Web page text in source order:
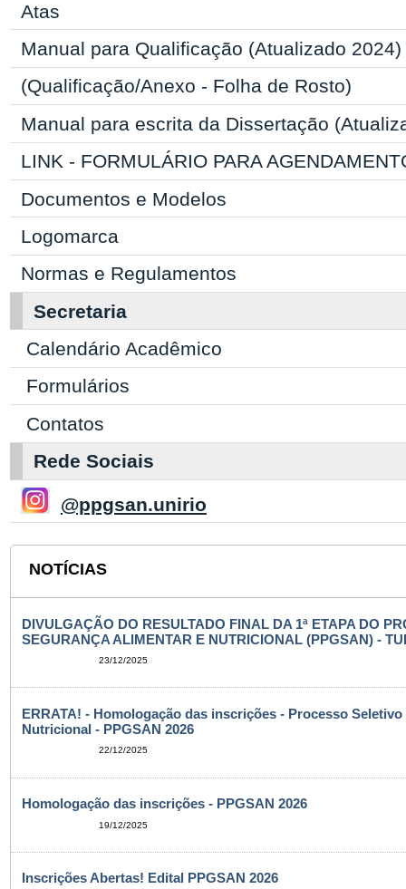
Atas
Manual para Qualificação (Atualizado 2024)
(Qualificação/Anexo - Folha de Rosto)
Manual para escrita da Dissertação
LINK - FORMULÁRIO PARA
Documentos e Modelos
Logomarca
Normas e Regulamentos
Secretaria
Calendário Acadêmico
Formulários
Contatos
Rede Sociais
@ppgsan.unirio
NOTÍCIAS
DIVULGAÇÃO DO RESULTADO FINAL DA 1ª ETAPA DO
SEGURANÇA ALIMENTAR E NUTRICIONAL (PPGSAN) -
23/12/2025
ERRATA! - Homologação das inscrições - Processo
Nutricional - PPGSAN 2026
22/12/2025
Homologação das inscrições - PPGSAN 2026
19/12/2025
Inscrições Abertas! Edital PPGSAN 2026